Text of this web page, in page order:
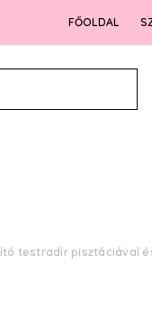
FŐOLDAL
testradír pisztáciával